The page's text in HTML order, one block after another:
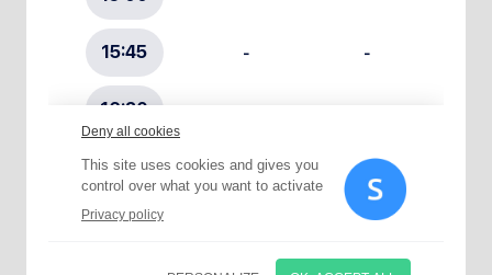
Choisissez votre abonnement :
Alertes Mail
Newsletter Culture